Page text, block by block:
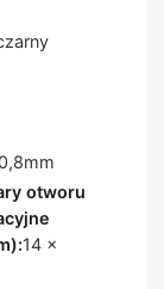
otworu
14 x